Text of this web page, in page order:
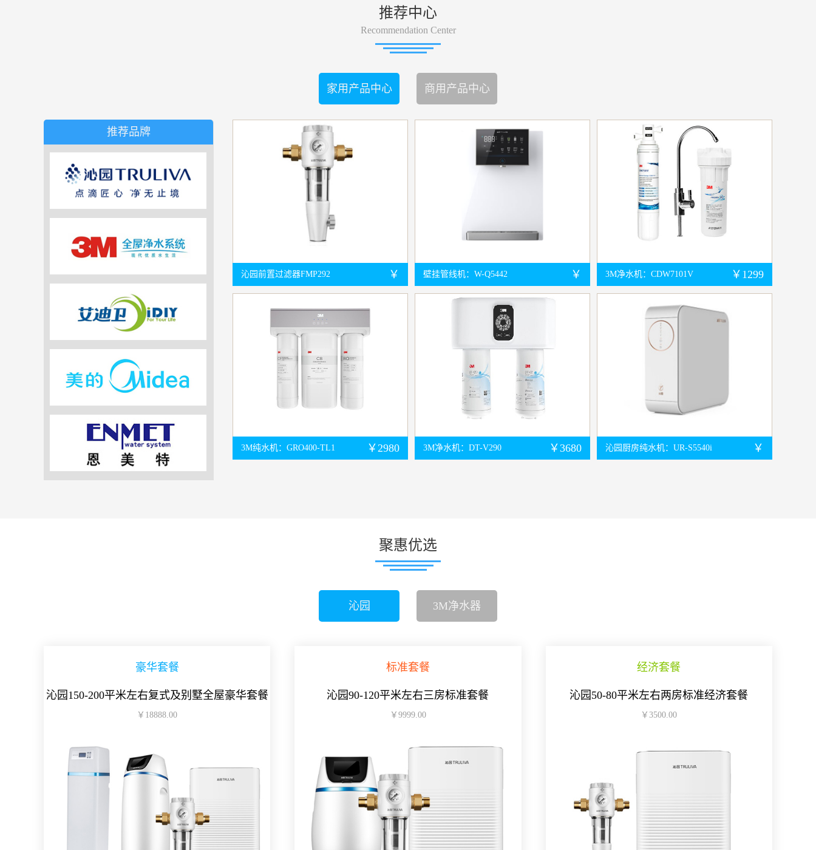
推荐中心
Recommendation Center
家用产品中心 商用产品中心
推荐品牌
沁园前置过滤器FMP292 ￥ 壁挂管线机：W-Q5442 ￥ 3M净水机：CDW7101V ￥1299
3M纯水机：GRO400-TL1 ￥2980 3M净水机：DT-V290 ￥3680 沁园厨房纯水机：UR-S5540i ￥
聚惠优选
沁园 3M净水器
豪华套餐
沁园150-200平米左右复式及别墅全屋豪华套餐
￥18888.00
标准套餐
沁园90-120平米左右三房标准套餐
￥9999.00
经济套餐
沁园50-80平米左右两房标准经济套餐
￥3500.00